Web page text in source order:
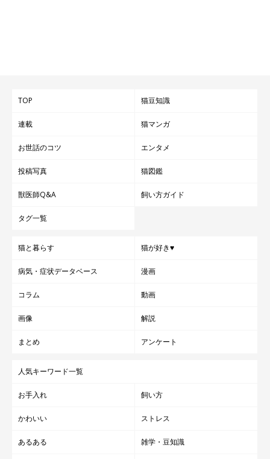
TOP 猫豆知識
連載 猫マンガ
お世話のコツ エンタメ
投稿写真 猫図鑑
獣医師Q&A 飼い方ガイド
タグ一覧
猫と暮らす 猫が好き♥
病気・症状データベース 漫画
コラム 動画
画像 解説
まとめ アンケート
人気キーワード一覧
お手入れ 飼い方
かわいい ストレス
あるある 雑学・豆知識